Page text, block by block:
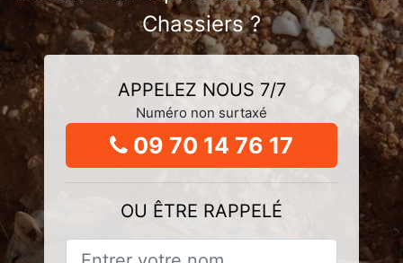
Chassiers ?
APPELEZ NOUS 7/7
Numéro non surtaxé
09 70 14 76 17
OU ÊTRE RAPPELÉ